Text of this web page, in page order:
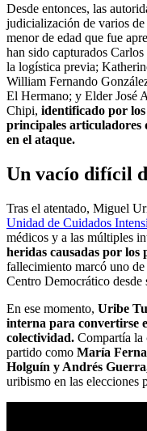
Desde entonces, las
judicialización de varios de
menor de edad que fue
han sido capturados
la logística previa;
William Fernando
El Hermano; y Elder José
Chipi, identificado por los
principales
en el ataque.
Un vacío difícil
Tras el atentado, Miguel
Unidad de Cuidados
médicos y a las múltiples
heridas causadas por
fallecimiento marcó uno
Centro Democrático desde
En ese momento, Uribe
interna para convertirse
colectividad. Compartía la
partido como María
Holguín y Andrés
uribismo en las elecciones